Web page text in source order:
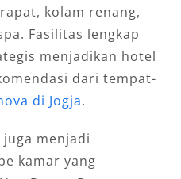
kolam renang,
Fasilitas lengkap
menjadikan hotel
dari tempat-
di Jogja.
menjadi
kamar yang